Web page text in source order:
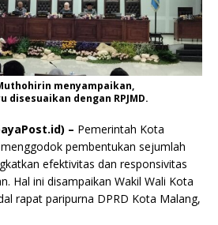
menyampaikan,
disesuaikan dengan RPJMD.
– Pemerintah Kota
pembentukan sejumlah
efektivitas dan responsivitas
Hal ini disampaikan Wakil Wali Kota
rapat paripurna DPRD Kota Malang,